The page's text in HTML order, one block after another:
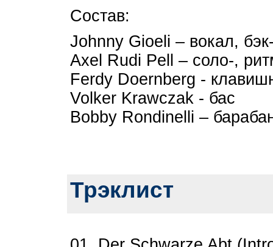
Состав:
Johnny Gioeli – вокал,
Axel Rudi Pell – соло-,
Ferdy Doernberg -
Volker Krawczak - бас
Bobby Rondinelli –
Трэклист